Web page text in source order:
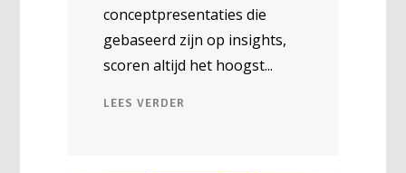
conceptpresentaties die
gebaseerd zijn op insights,
scoren altijd het hoogst
LEES VERDER